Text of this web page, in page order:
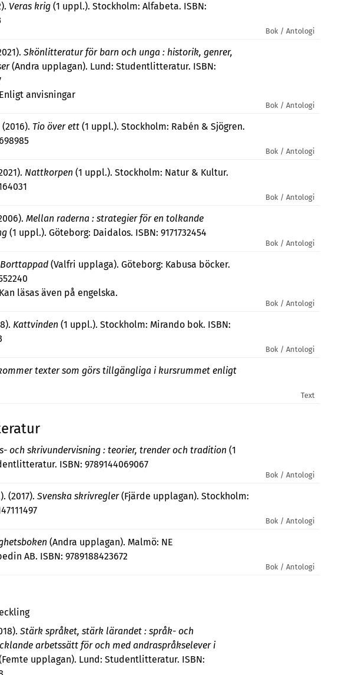
Veras krig (1 uppl.). Stockholm: Alfabeta. ISBN:
Bok / Antologi
Skönlitteratur för barn och unga : historik, genrer,
(Andra upplagan). Lund: Studentlitteratur. ISBN:
Enligt anvisningar
Bok / Antologi
Tio över ett (1 uppl.). Stockholm: Rabén & Sjögren.
Bok / Antologi
Nattkorpen (1 uppl.). Stockholm: Natur & Kultur.
Bok / Antologi
Mellan raderna : strategier för en tolkande
(1 uppl.). Göteborg: Daidalos. ISBN: 9171732454
Bok / Antologi
Borttappad (Valfri upplaga). Göteborg: Kabusa böcker.
Kan läsas även på engelska.
Bok / Antologi
Kattvinden (1 uppl.). Stockholm: Mirando bok. ISBN:
Bok / Antologi
texter som görs tillgängliga i kursrummet enligt
Text
och skrivundervisning : teorier, trender och tradition (1
ISBN: 9789144069067
Bok / Antologi
(2017). Svenska skrivregler(Fjärde upplagan). Stockholm:
Bok / Antologi
(Andra upplagan). Malmö: NE
AB. ISBN: 9789188423672
Bok / Antologi
Stärk språket, stärk lärandet : språk- och
arbetssätt för och med andraspråkselever i
upplagan). Lund: Studentlitteratur. ISBN: